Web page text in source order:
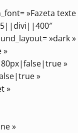
»Fazeta texte
»dark »
»
»
»
»
»